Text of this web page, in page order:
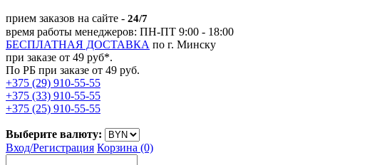
прием заказов на сайте - 24/7
время работы менеджеров: ПН-ПТ 9:00 - 18:00
БЕСПЛАТНАЯ ДОСТАВКА по г. Минску
при заказе от 49 руб*.
По РБ при заказе от 49 руб.
+375 (29) 910-55-55
+375 (33) 910-55-55
+375 (25) 910-55-55
Выберите валюту:
Вход/Регистрация Корзина (0)